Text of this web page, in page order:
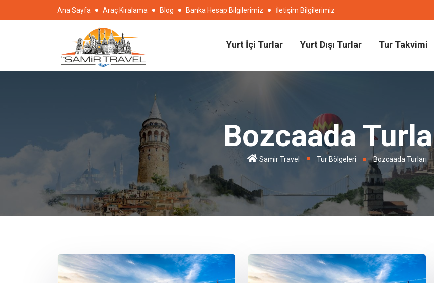
Ana Sayfa Araç Kiralama Blog Banka Hesap Bilgilerimiz İletişim Bilgilerimiz
Yurt İçi Turlar Yurt Dışı Turlar Tur Takvimi
Bozcaada
Samir Travel Tur Bölgeleri Bozcaada Turları